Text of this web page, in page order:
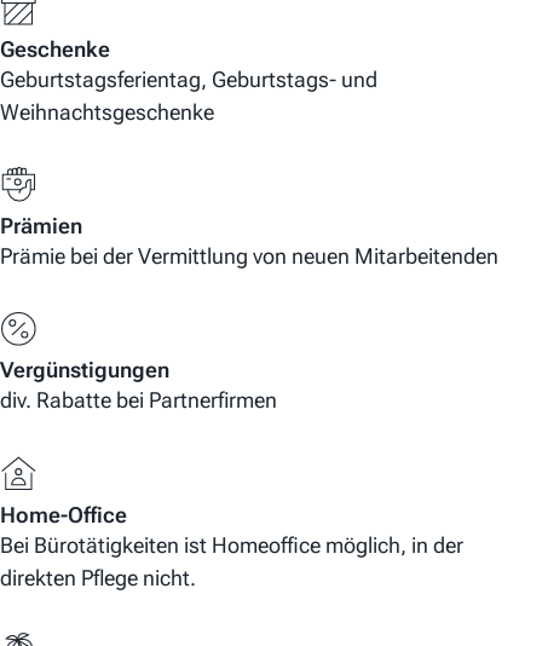
Geschenke
Geburtstagsferientag, Geburtstags- und
Weihnachtsgeschenke
Prämien
Prämie bei der Vermittlung von neuen Mitarbeitenden
Vergünstigungen
div. Rabatte bei Partnerfirmen
Home-Office
Bei Bürotätigkeiten ist Homeoffice möglich, in der
direkten Pflege nicht.